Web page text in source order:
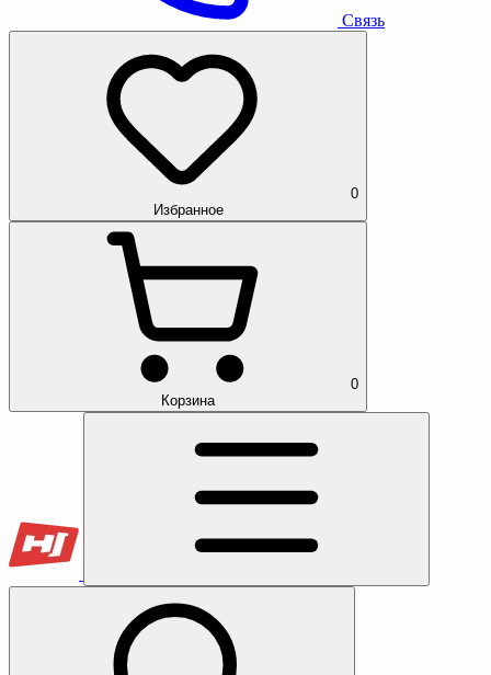
Связь
0
Избранное
0
Корзина